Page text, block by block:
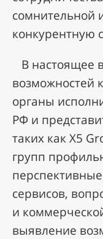
сомнительной
конкурентную
В настоящее
возможностей
органы
РФ и
таких как X5
групп
сервисов,
и
выявление